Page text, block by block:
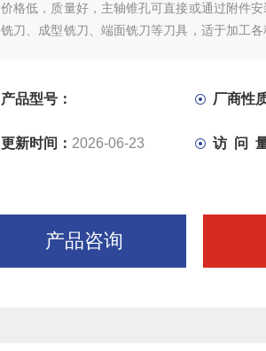
价格低，质量好，主轴锥孔可直接或通过附件
铣刀、成型铣刀、端面铣刀等刀具，适于加工各
产品型号： 厂商性
更新时间： 2026-06-23 访 问
产品咨询